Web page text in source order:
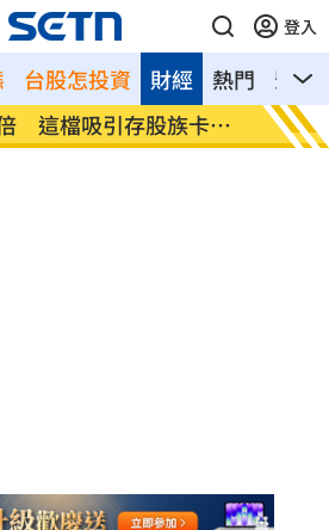
登入
台股怎投資 熱門 影音
財經
這檔吸引存股族卡
新／